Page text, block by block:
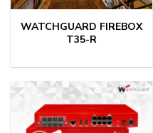
WATCHGUARD FIREBOX
T35-R